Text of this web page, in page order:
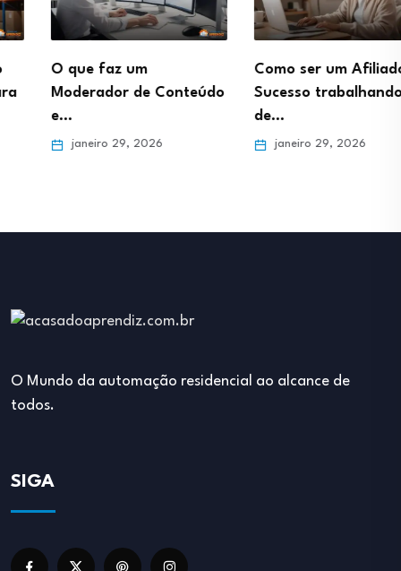
O que faz um
Moderador de Conteúdo
janeiro 29, 2026
Como ser um Afiliado de
Sucesso trabalhando
janeiro 29, 2026
O Mundo da automação residencial ao alcance de
todos.
SIGA